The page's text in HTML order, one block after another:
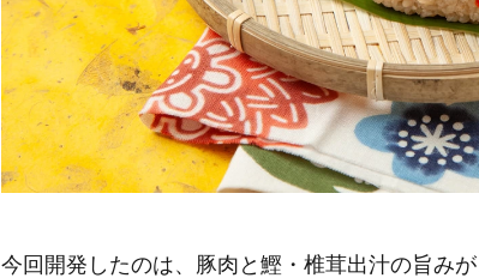
今回開発したのは、豚肉と鰹・椎茸出汁の旨み